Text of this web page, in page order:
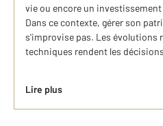
vie ou encore un
Dans ce contexte, gérer son
s'improvise pas. Les évolutions
techniques rendent les
Lire plus